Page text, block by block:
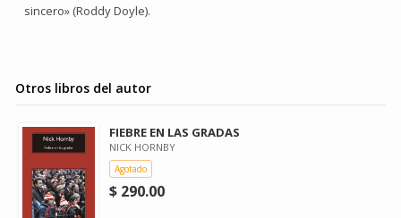
sincero» (Roddy Doyle).
Otros libros del autor
FIEBRE EN LAS GRADAS
NICK HORNBY
Agotado
$ 290.00